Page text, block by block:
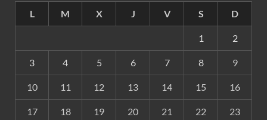
L
M X J V S D
1 2
3 4 5 6 7 8 9
10 11 12 13 14 15 16
17 18 19 20 21 22 23